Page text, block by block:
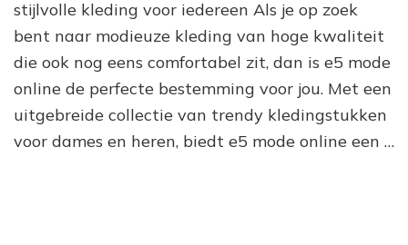
veelzijdige
van
e5
mode
online
stijlvolle kleding voor iedereen Als je op zoek
bent naar modieuze kleding van hoge kwaliteit
die ook nog eens comfortabel zit, dan is e5 mode
online de perfecte bestemming voor jou. Met een
uitgebreide collectie van trendy kledingstukken
voor dames en heren, biedt e5 mode online een …